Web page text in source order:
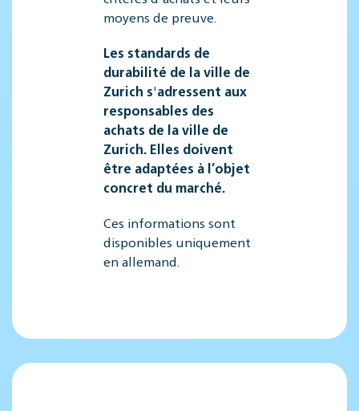
moyens de preuve.
Les standards de
durabilité de la ville de
Zurich s'adressent aux
responsables des
achats de la ville de
Zurich. Elles doivent
être adaptées à l’objet
concret du marché.
Ces informations sont
disponibles uniquement
en allemand.